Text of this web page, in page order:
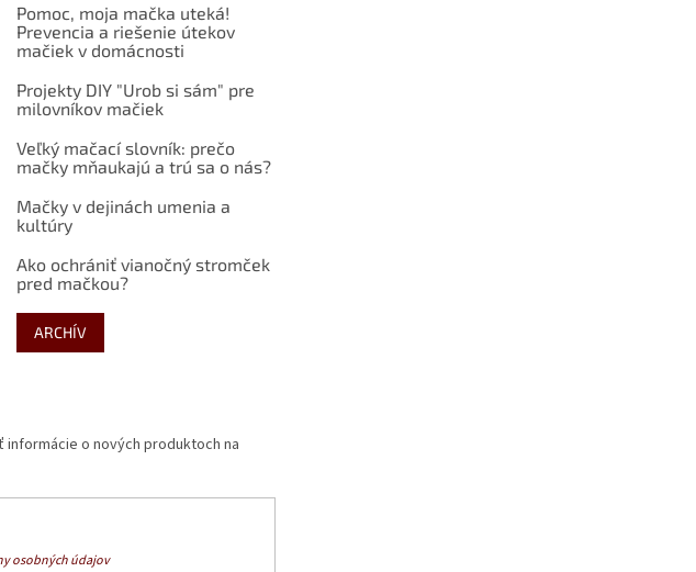
Pomoc, moja mačka uteká!
Prevencia a riešenie útekov
mačiek v domácnosti
Projekty DIY "Urob si sám" pre
milovníkov mačiek
Veľký mačací slovník: prečo
mačky mňaukajú a trú sa o nás?
Mačky v dejinách umenia a
kultúry
Ako ochrániť vianočný stromček
pred mačkou?
ARCHÍV
informácie o nových produktoch na
osobných údajov